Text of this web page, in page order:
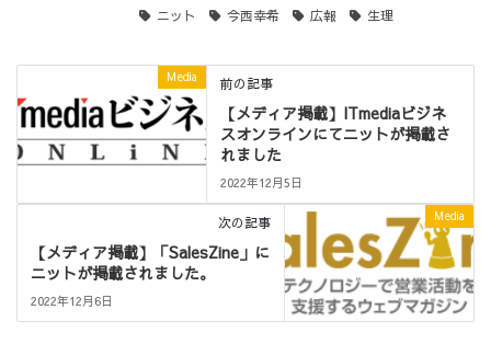
ニット
今西幸希 広報 生理
Media 前の記事
【メディア掲載】ITmediaビジネ
スオンラインにてニットが掲載さ
れました
2022年12月5日
Media
次の記事
【メディア掲載】「SalesZine」に
ニットが掲載されました。
2022年12月6日